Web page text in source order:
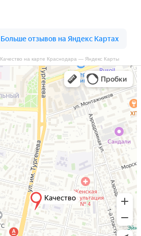
Качество на карте Краснодара — Яндекс Карты